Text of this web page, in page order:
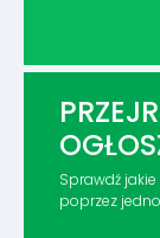
Sprawdź
poprzez